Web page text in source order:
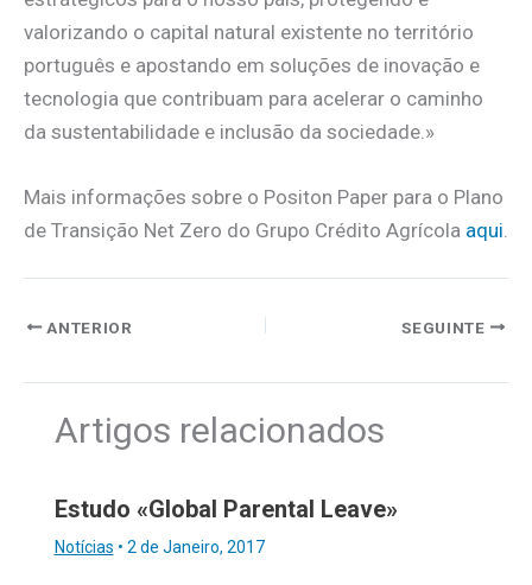
valorizando o capital natural existente no território
português e apostando em soluções de inovação e
tecnologia que contribuam para acelerar o caminho
da sustentabilidade e inclusão da sociedade.»
Mais informações sobre o Positon Paper para o Plano
de Transição Net Zero do Grupo Crédito Agrícola aqui.
ANTERIOR SEGUINTE
Artigos relacionados
Estudo «Global Parental Leave»
Notícias • 2 de Janeiro, 2017